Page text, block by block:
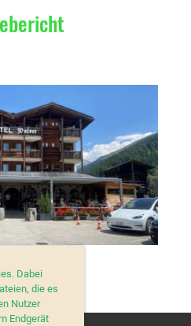
Dabei
die es
Nutzer
Endgerät